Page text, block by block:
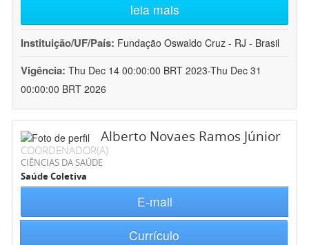
leia mais
Instituição/UF/País: Fundação Oswaldo Cruz - RJ - Brasil
Vigência: Thu Dec 14 00:00:00 BRT 2023-Thu Dec 31
00:00:00 BRT 2026
Alberto Novaes Ramos Júnior
COORDENADOR(A)
CIÊNCIAS DA SAÚDE
Saúde Coletiva
E-mail
Currículo